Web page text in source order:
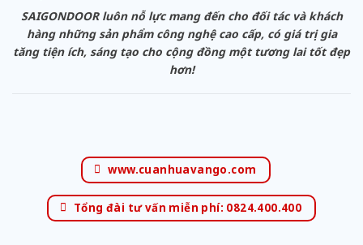
SAIGONDOOR luôn nỗ lực mang đến cho đối tác và khách
hàng những sản phẩm công nghệ cao cấp, có giá trị gia
tăng tiện ích, sáng tạo cho cộng đồng một tương lai tốt đẹp
hơn!
www.cuanhuavango.com
Tổng đài tư vấn miễn phí: 0824.400.400